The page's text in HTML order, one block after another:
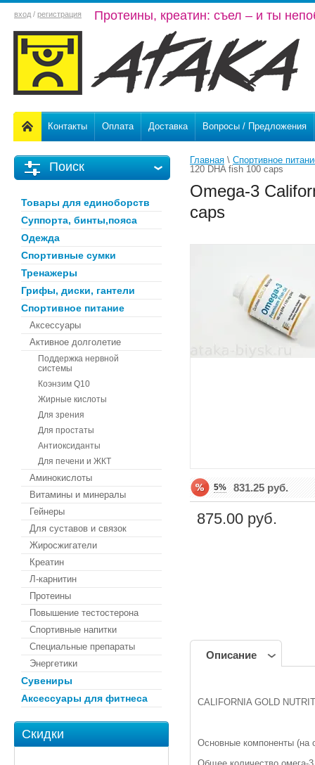
вход / регистрация Протеины, креатин: съел – и ты
Контакты Оплата Доставка Вопросы / Предложения
Поиск
Товары для единоборств
Суппорта, бинты,пояса
Одежда
Спортивные сумки
Тренажеры
Грифы, диски, гантели
Спортивное питание
Аксессуары
Активное долголетие
Поддержка нервной
системы
Коэнзим Q10
Жирные кислоты
Для зрения
Для простаты
Антиоксиданты
Для печени и ЖКТ
Аминокислоты
Витамины и минералы
Гейнеры
Для суставов и связок
Жиросжигатели
Креатин
Л-карнитин
Протеины
Повышение тестостерона
Спортивные напитки
Специальные препараты
Энергетики
Сувениры
Аксессуары для фитнеса
Скидки
Главная \ Спортивное
120 DHA fish 100 caps
Omega-3
caps
5% 831.25 руб.
875.00 руб.
Описание
CALIFORNIA GOLD
Основные компоненты